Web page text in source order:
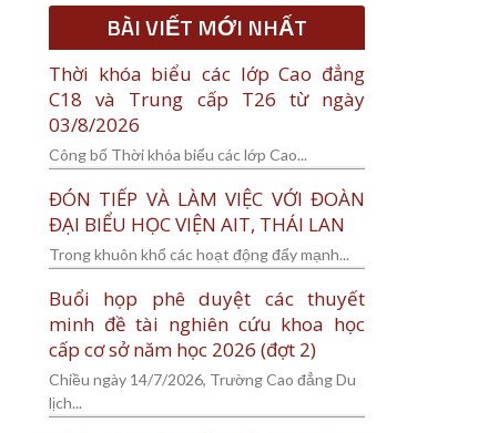
BÀI VIẾT MỚI NHẤT
Thời khóa biểu các lớp Cao đẳng
C18 và Trung cấp T26 từ ngày
03/8/2026
Công bố Thời khóa biểu các lớp Cao...
ĐÓN TIẾP VÀ LÀM VIỆC VỚI ĐOÀN
ĐẠI BIỂU HỌC VIỆN AIT, THÁI LAN
Trong khuôn khổ các hoạt động đẩy mạnh...
Buổi họp phê duyệt các thuyết
minh đề tài nghiên cứu khoa học
cấp cơ sở năm học 2026 (đợt 2)
Chiều ngày 14/7/2026, Trường Cao đẳng Du
lịch...